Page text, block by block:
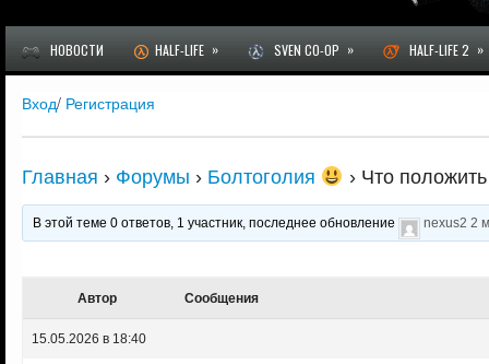
НОВОСТИ HALF-LIFE » SVEN CO-OP » HALF-LIFE 2 »
Вход/ Регистрация
Главная › Форумы › Болтоголия › Что
В этой теме 0 ответов, 1 участник, последнее обновление nexus2 2
Автор Сообщения
15.05.2026 в 18:40